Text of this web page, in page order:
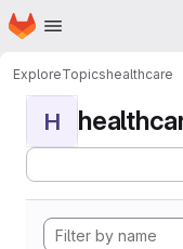
Skip to main content
Homepage
ExploreTopicshealthcare
H